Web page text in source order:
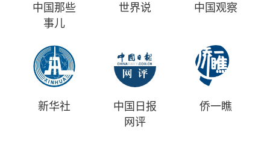
中国那些
事儿
世界说 中国观察
新华社
中国日报
网评
侨一瞧